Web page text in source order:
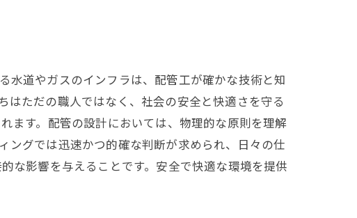
水道やガスのインフラは、配管工が確かな技術と知
ただの職人ではなく、社会の安全と快適さを守る
ます。配管の設計においては、物理的な原則を理解
ングでは迅速かつ的確な判断が求められ、日々の仕
な影響を与えることです。安全で快適な環境を提供